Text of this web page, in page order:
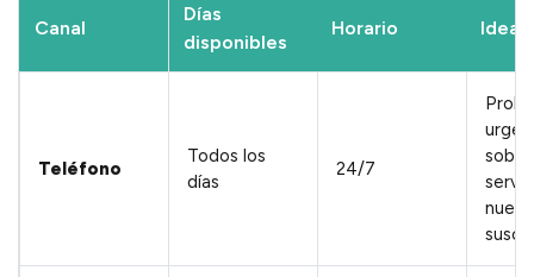
Canal
Días
disponibles
Horario Ideal
Teléfono
Todos los
días
24/7